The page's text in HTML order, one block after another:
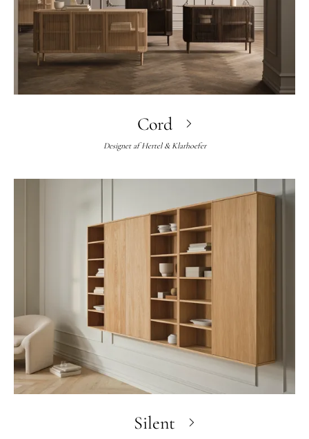
Cord
Designet af Hertel & Klarhoefer
Silent